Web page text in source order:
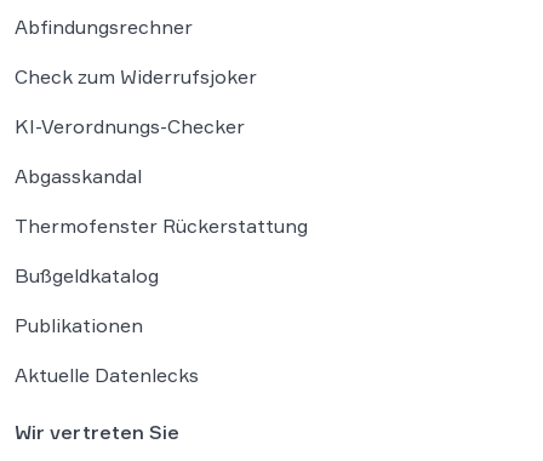
Abfindungsrechner
Check zum Widerrufsjoker
KI-Verordnungs-Checker
Abgasskandal
Thermofenster Rückerstattung
Bußgeldkatalog
Publikationen
Aktuelle Datenlecks
Wir vertreten Sie